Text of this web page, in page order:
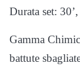
Durata set:
Gamma
battute